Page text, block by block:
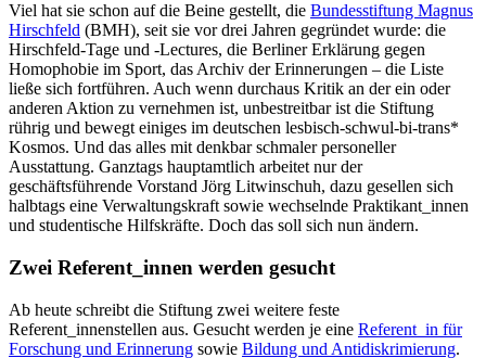
Viel hat sie schon auf die Beine gestellt, die Bundesstiftung Magnus
Hirschfeld (BMH), seit sie vor drei Jahren gegründet wurde: die
Hirschfeld-Tage und -Lectures, die Berliner Erklärung gegen
Homophobie im Sport, das Archiv der Erinnerungen – die Liste
ließe sich fortführen. Auch wenn durchaus Kritik an der ein oder
anderen Aktion zu vernehmen ist, unbestreitbar ist die Stiftung
rührig und bewegt einiges im deutschen lesbisch-schwul-bi-trans*
Kosmos. Und das alles mit denkbar schmaler personeller
Ausstattung. Ganztags hauptamtlich arbeitet nur der
geschäftsführende Vorstand Jörg Litwinschuh, dazu gesellen sich
halbtags eine Verwaltungskraft sowie wechselnde Praktikant_innen
und studentische Hilfskräfte. Doch das soll sich nun ändern.
Zwei Referent_innen werden gesucht
Ab heute schreibt die Stiftung zwei weitere feste
Referent_innenstellen aus. Gesucht werden je eine Referent_in für
Forschung und Erinnerung sowie Bildung und Antidiskrimierung.